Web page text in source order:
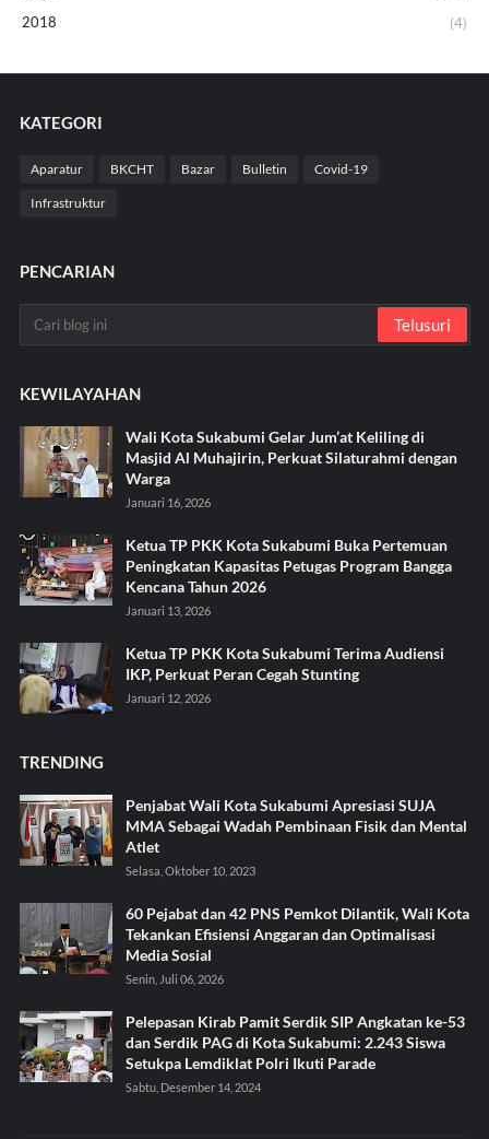
2018
(4)
KATEGORI
Aparatur BKCHT Bazar Bulletin Covid-19
Infrastruktur
PENCARIAN
KEWILAYAHAN
Wali Kota Sukabumi Gelar Jum’at Keliling di
Masjid Al Muhajirin, Perkuat Silaturahmi dengan
Warga
Januari 16, 2026
Ketua TP PKK Kota Sukabumi Buka Pertemuan
Peningkatan Kapasitas Petugas Program Bangga
Kencana Tahun 2026
Januari 13, 2026
Ketua TP PKK Kota Sukabumi Terima Audiensi
IKP, Perkuat Peran Cegah Stunting
Januari 12, 2026
TRENDING
Penjabat Wali Kota Sukabumi Apresiasi SUJA
MMA Sebagai Wadah Pembinaan Fisik dan Mental
Atlet
Selasa, Oktober 10, 2023
60 Pejabat dan 42 PNS Pemkot Dilantik, Wali Kota
Tekankan Efisiensi Anggaran dan Optimalisasi
Media Sosial
Senin, Juli 06, 2026
Pelepasan Kirab Pamit Serdik SIP Angkatan ke-53
dan Serdik PAG di Kota Sukabumi: 2.243 Siswa
Setukpa Lemdiklat Polri Ikuti Parade
Sabtu, Desember 14, 2024